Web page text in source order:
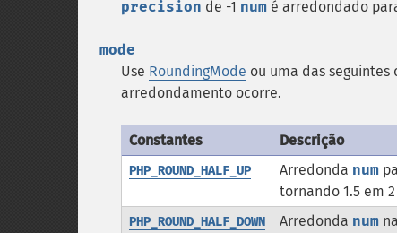
precision de -1 num é arredondado
mode
Use RoundingMode ou uma das
arredondamento ocorre.
Constantes Descrição
PHP_ROUND_HALF_UP Arredonda num
tornando 1.5 em 2
PHP_ROUND_HALF_DOWN Arredonda num